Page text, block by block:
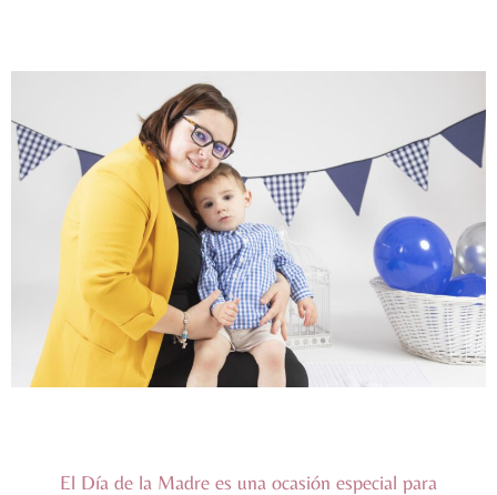
El Día de la Madre es una ocasión especial para